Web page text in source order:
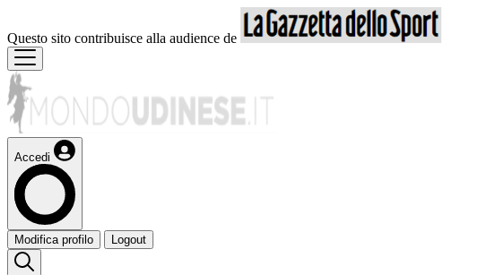
Questo sito contribuisce alla audience de
Accedi
Modifica profilo Logout